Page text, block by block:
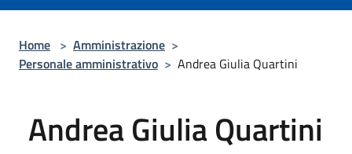
Home > Amministrazione >
Personale amministrativo > Andrea Giulia Quartini
Andrea Giulia Quartini